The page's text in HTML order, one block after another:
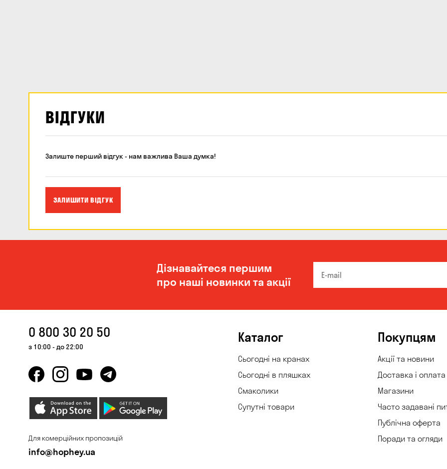
ВІДГУКИ
Залиште перший відгук - нам важлива Ваша думка!
ЗАЛИШИТИ ВІДГУК
Дізнавайтеся першим
про наші новинки та акції
0 800 30 20 50
з 10:00 - до 22:00
Для комерційних пропозицій
info@hophey.ua
Каталог
Сьогодні на кранах
Сьогодні в пляшках
Смаколики
Супутні товари
Покупцям
Акції та новини
Доставка і оплата
Магазини
Часто задавані
Публічна оферта
Поради та огляди